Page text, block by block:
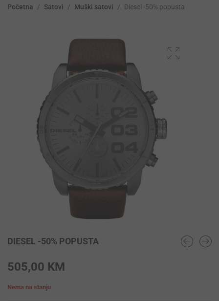
Početna / Satovi / Muški satovi / Diesel -50% popusta
DIESEL -50% POPUSTA
505,00 KM
Nema na stanju